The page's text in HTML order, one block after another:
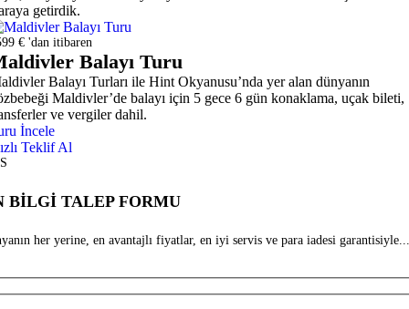
getirdik.
€ 'dan itibaren
Balayı Turu
Balayı Turları ile Hint Okyanusu’nda yer alan dünyanın
Maldivler’de balayı için 5 gece 6 gün konaklama, uçak bileti,
ve vergiler dahil.
İncele
Teklif Al
BİLGİ TALEP FORMU
her yerine, en avantajlı fiyatlar, en iyi servis ve para iadesi